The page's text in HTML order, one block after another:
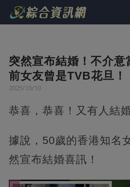
突然宣布結婚！不介意
前女友曾是TVB花旦！
2025/10/10
恭喜，恭喜！又有人結婚
據說，50歲的香港知名
然宣布結婚喜訊！